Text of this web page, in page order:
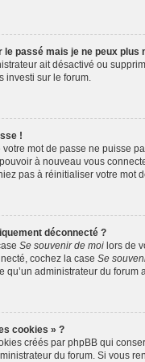
passé mais je ne peux plus
ait désactivé ou
investi sur le forum.
!
mot de passe ne puisse
à nouveau vous
pas à réinitialiser votre mot
déconnecté ?
Se souvenir de moi lors de
cochez la case Se
qu’un administrateur du forum
cookies » ?
créés par phpBB qui
du forum. Si vous